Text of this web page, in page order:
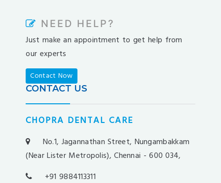
nesilbet
pradabet
ligobet
betebet
pumabet
yakabet
betovis
süratbet
milosbet
NEED HELP?
Just make an appointment to get help from
our experts
Contact Now
CONTACT US
CHOPRA DENTAL CARE
No.1, Jagannathan Street, Nungambakkam
(Near Lister Metropolis), Chennai - 600 034,
+91 9884113311